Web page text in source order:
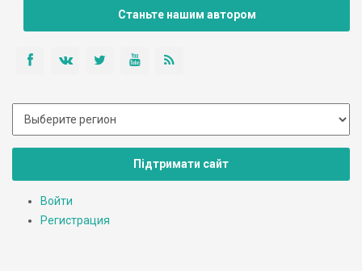
костел, который хорошо просматривается с дороги.
Станьте нашим автором
Підтримати сайт
Войти
Регистрация